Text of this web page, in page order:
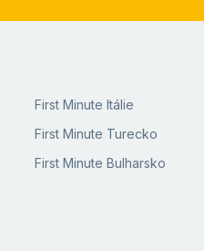
First Minute Itálie
First Minute Turecko
First Minute Bulharsko